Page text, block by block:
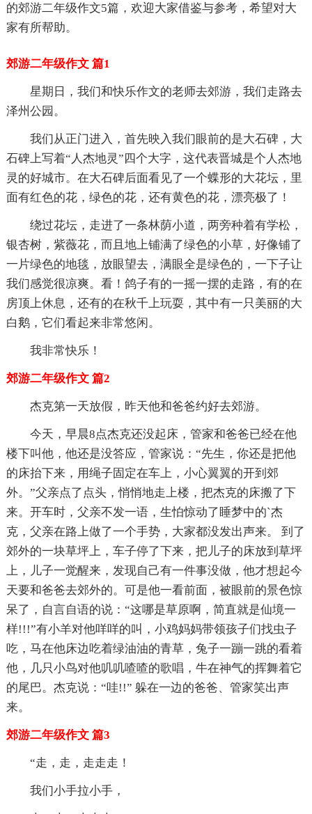
的郊游二年级作文5篇，欢迎大家借鉴与参考，希望对大
家有所帮助。
郊游二年级作文 篇1
星期日，我们和快乐作文的老师去郊游，我们走路去
泽州公园。
我们从正门进入，首先映入我们眼前的是大石碑，大
石碑上写着“人杰地灵”四个大字，这代表晋城是个人杰地
灵的好城市。在大石碑后面看见了一个蝶形的大花坛，里
面有红色的花，绿色的花，还有黄色的花，漂亮极了！
绕过花坛，走进了一条林荫小道，两旁种着有学松，
银杏树，紫薇花，而且地上铺满了绿色的小草，好像铺了
一片绿色的地毯，放眼望去，满眼全是绿色的，一下子让
我们感觉很凉爽。看！鸽子有的一摇一摆的走路，有的在
房顶上休息，还有的在秋千上玩耍，其中有一只美丽的大
白鹅，它们看起来非常悠闲。
我非常快乐！
郊游二年级作文 篇2
杰克第一天放假，昨天他和爸爸约好去郊游。
今天，早晨8点杰克还没起床，管家和爸爸已经在他
楼下叫他，他还是没答应，管家说：“先生，你还是把他
的床抬下来，用绳子固定在车上，小心翼翼的开到郊
外。”父亲点了点头，悄悄地走上楼，把杰克的床搬了下
来。开车时，父亲不发一语，生怕惊动了睡梦中的`杰
克，父亲在路上做了一个手势，大家都没发出声来。 到了
郊外的一块草坪上，车子停了下来，把儿子的床放到草坪
上，儿子一觉醒来，发现自己有一件事没做，他才想起今
天要和爸爸去郊外的。可是他一看前面，被眼前的景色惊
呆了，自言自语的说：“这哪是草原啊，简直就是仙境一
样!!!”有小羊对他咩咩的叫，小鸡妈妈带领孩子们找虫子
吃，马在他床边吃着绿油油的青草，兔子一蹦一跳的看着
他，几只小鸟对他叽叽喳喳的歌唱，牛在神气的挥舞着它
的尾巴。杰克说：“哇!!” 躲在一边的爸爸、管家笑出声
来。
郊游二年级作文 篇3
“走，走，走走走！
我们小手拉小手，